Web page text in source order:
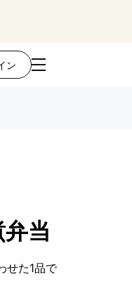
ン
当
せた1品で